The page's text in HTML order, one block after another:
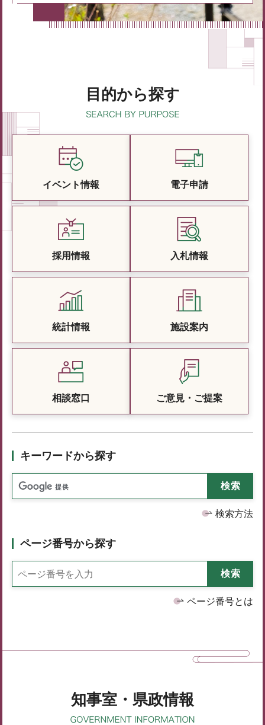
目的から探す
イベント情報 電子申請
採用情報 入札情報
統計情報 施設案内
相談窓口 ご意見・ご提案
キーワードから探す
検索方法
ページ番号から探す
ページ番号とは
知事室・県政情報